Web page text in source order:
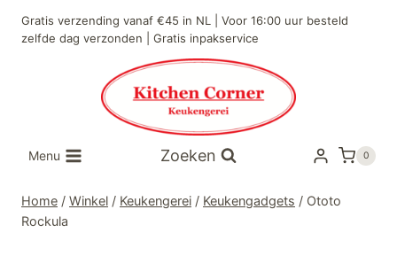
naar
Gratis verzending vanaf €45 in NL | Voor 16:00 uur besteld
zelfde dag verzonden | Gratis inpakservice
Menu Zoeken 0
Home / Winkel / Keukengerei / Keukengadgets / Ototo
Rockula